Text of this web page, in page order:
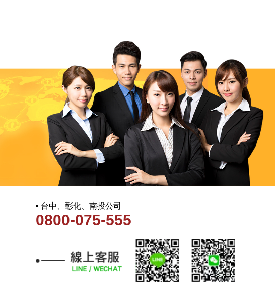
▪ 台中、彰化、南投公司
0800-075-555